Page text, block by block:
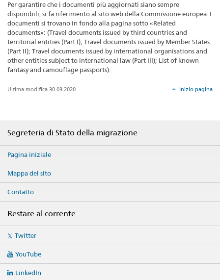
Per garantire che i documenti più aggiornati siano sempre
disponibili, si fa riferimento al sito web della Commissione europea. I
documenti si trovano in fondo alla pagina sotto «Related
documents»: (Travel documents issued by third countries and
territorial entities (Part I); Travel documents issued by Member States
(Part II); Travel documents issued by international organisations and
other entities subject to international law (Part III); List of known
fantasy and camouflage passports).
Ultima modifica 30.03.2020 Inizio pagina
Segreteria di Stato della migrazione
Pagina iniziale
Mappa del sito
Contatto
Restare al corrente
mediaTwitter
YouTube
LinkedIn